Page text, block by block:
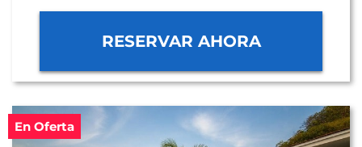
RESERVAR AHORA
En Oferta